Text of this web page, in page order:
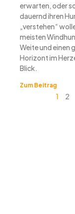
erwarten, oder
dauernd ihren
„verstehen“
meisten
Weite und einen
Horizont im
Blick.
Zum Beitrag
1 2